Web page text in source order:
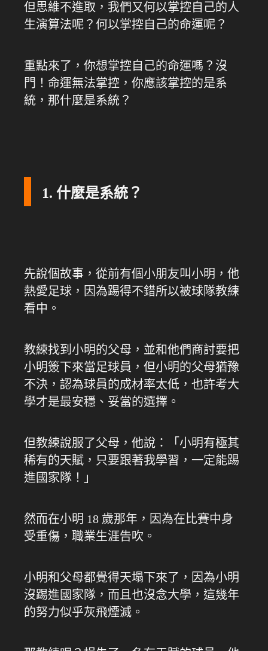
但思維不進取，我們又何以掌控自己的人
生演算法呢？何以掌控自己的命運呢？
重點來了，你想掌控自己的命運嗎？沒
門！命運無法掌控，你應該掌控的是系
統，那什麼是系統？
1. 什麼是系統？
先說個故事，從前有個小朋友叫小明，他
熱愛足球，因為踢得不錯所以被球隊教練
看中。
教練找到小明的父母，並和他們商討要把
小明簽下來當足球員，但小明的父母猶豫
不決，認為球員的成材率太低，也許考大
學才是最安穩、妥當的選擇。
但教練說服了父母，他說：「小明有極其
稀有的天賦，只要跟著我學習，一定能踢
進國家隊！」
然而在小明 18 歲那年，因為在比賽中身
受重傷，職業生涯告吹。
小明和父母都覺得天塌下來了，因為小明
沒踢進國家隊，而且也沒念大學，這幾年
的努力似乎灰飛煙滅。